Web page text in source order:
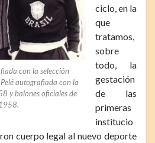
con la selección
autografiada con la
y balones oficiales de
ciclo, en la
que
tratamos,
sobre
todo, la
gestación
de las
primeras
institucio
cuerpo legal al nuevo deporte